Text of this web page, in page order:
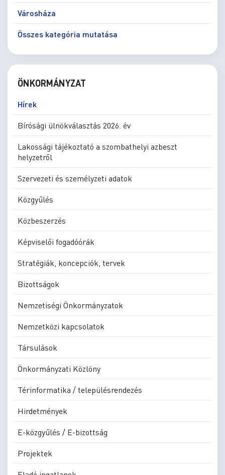
Városháza
Összes kategória mutatása
ÖNKORMÁNYZAT
Hírek
Bírósági ülnökválasztás 2026. év
Lakossági tájékoztató a szombathelyi azbeszt
helyzetről
Szervezeti és személyzeti adatok
Közgyűlés
Közbeszerzés
Képviselői fogadóórák
Stratégiák, koncepciók, tervek
Bizottságok
Nemzetiségi Önkormányzatok
Nemzetközi kapcsolatok
Társulások
Önkormányzati Közlöny
Térinformatika / településrendezés
Hirdetmények
E-közgyűlés / E-bizottság
Projektek